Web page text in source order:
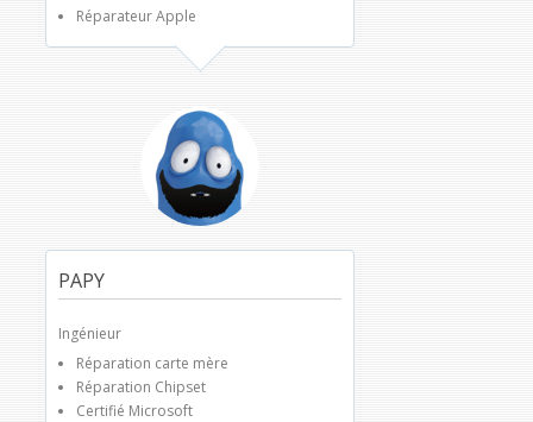
Réparateur Apple
PAPY
Ingénieur
Réparation carte mère
Réparation Chipset
Certifié Microsoft